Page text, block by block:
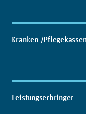
Kranken-/Pflegekassen
Leistungserbringer